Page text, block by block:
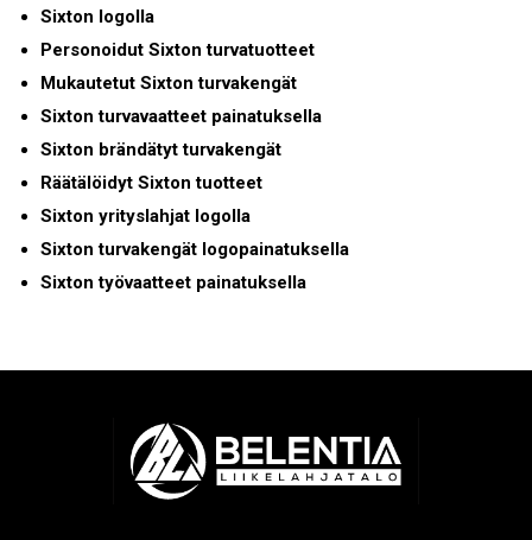
Sixton logolla
Personoidut Sixton turvatuotteet
Mukautetut Sixton turvakengät
Sixton turvavaatteet painatuksella
Sixton brändätyt turvakengät
Räätälöidyt Sixton tuotteet
Sixton yrityslahjat logolla
Sixton turvakengät logopainatuksella
Sixton työvaatteet painatuksella